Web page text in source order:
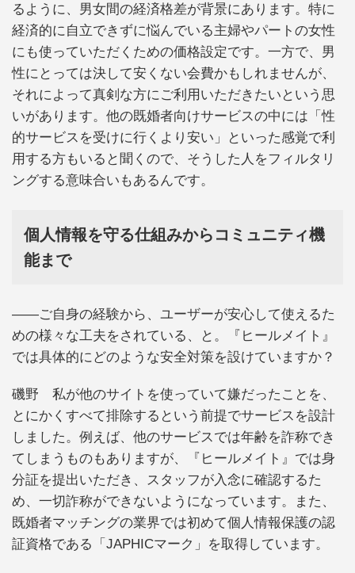
るように、男女間の経済格差が背景にあります。特に
経済的に自立できずに悩んでいる主婦やパートの女性
にも使っていただくための価格設定です。一方で、男
性にとっては決して安くない会費かもしれませんが、
それによって真剣な方にご利用いただきたいという思
いがあります。他の既婚者向けサービスの中には「性
的サービスを受けに行くより安い」といった感覚で利
用する方もいると聞くので、そうした人をフィルタリ
ングする意味合いもあるんです。
個人情報を守る仕組みからコミュニティ機
能まで
――ご自身の経験から、ユーザーが安心して使えるた
めの様々な工夫をされている、と。『ヒールメイト』
では具体的にどのような安全対策を設けていますか？
磯野 私が他のサイトを使っていて嫌だったことを、
とにかくすべて排除するという前提でサービスを設計
しました。例えば、他のサービスでは年齢を詐称でき
てしまうものもありますが、『ヒールメイト』では身
分証を提出いただき、スタッフが入念に確認するた
め、一切詐称ができないようになっています。また、
既婚者マッチングの業界では初めて個人情報保護の認
証資格である「JAPHICマーク」を取得しています。